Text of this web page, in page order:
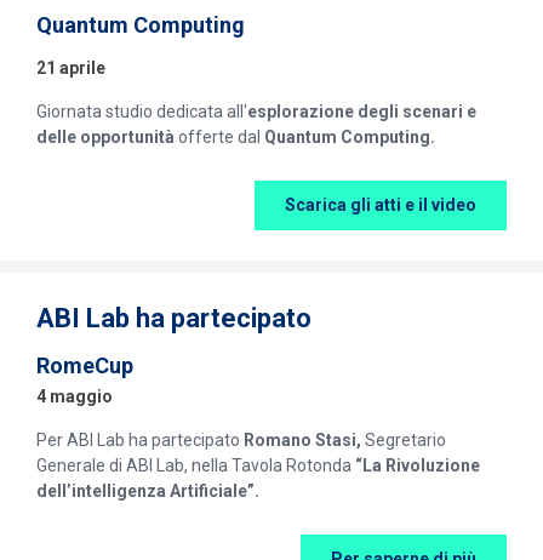
Quantum Computing
21 aprile
Giornata studio dedicata all'esplorazione degli scenari e
delle opportunità offerte dal Quantum Computing.
Scarica gli atti e il video
ABI Lab ha partecipato
RomeCup
4 maggio
Per ABI Lab ha partecipato Romano Stasi, Segretario
Generale di ABI Lab, nella Tavola Rotonda “La Rivoluzione
dell’intelligenza Artificiale”.